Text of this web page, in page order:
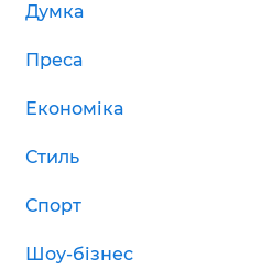
Думка
Преса
Економіка
Стиль
Спорт
Шоу-бізнес